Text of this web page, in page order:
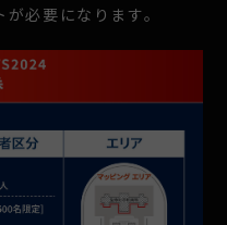
必要になります。